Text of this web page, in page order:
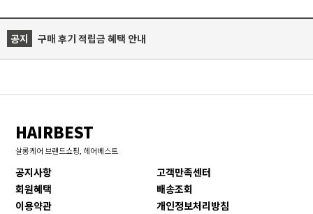
공지 구매 후기 적립금 혜택 안내
HAIRBEST
살롱케어 브랜드쇼핑, 헤어베스트
공지사항
고객만족센터
회원혜택
배송조회
이용약관
개인정보처리방침